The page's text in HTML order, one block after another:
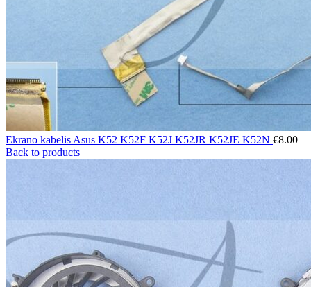
Ekrano kabelis Asus K52 K52F K52J K52JR K52JE K52N €8.00
Back to products